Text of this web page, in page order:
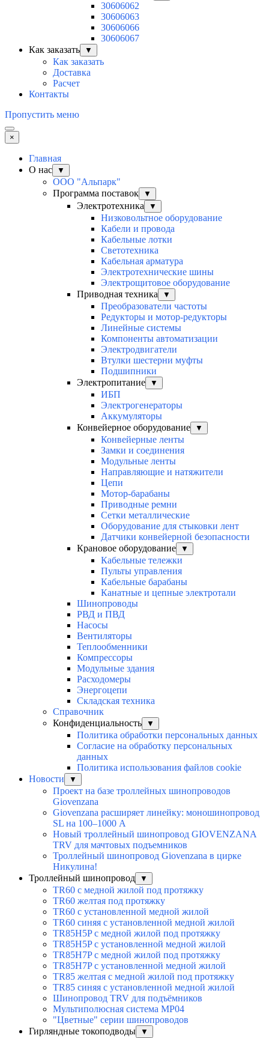
30606062
30606063
30606066
30606067
Как заказать
▼
Как заказать
Доставка
Расчет
Контакты
Пропустить меню
×
Главная
О нас
▼
ООО "Альпарк"
Программа поставок
▼
Электротехника ▼
Низковольтное оборудование
Кабели и провода
Кабельные лотки
Светотехника
Кабельная арматура
Электротехнические шины
Электрощитовое оборудование
Приводная техника
▼
Преобразователи частоты
Редукторы и мотор-редукторы
Линейные системы
Компоненты автоматизации
Электродвигатели
Втулки шестерни муфты
Подшипники
Электропитание
▼
ИБП
Электрогенераторы
Аккумуляторы
Конвейерное оборудование
▼
Конвейерные ленты
Замки и соединения
Модульные ленты
Направляющие и натяжители
Цепи
Мотор-барабаны
Приводные ремни
Сетки металлические
Оборудование для стыковки лент
Датчики конвейерной безопасности
Крановое оборудование
▼
Кабельные тележки
Пульты управления
Кабельные барабаны
Канатные и цепные электротали
Шинопроводы
РВД и ПВД
Насосы
Вентиляторы
Теплообменники
Компрессоры
Модульные здания
Расходомеры
Энергоцепи
Складская техника
Справочник
Конфиденциальность
▼
Политика обработки персональных данных
Согласие на обработку персональных
данных
Политика использования файлов cookie
Новости
▼
Проект на базе троллейных шинопроводов
Giovenzana
Giovenzana расширяет линейку: моношинопровод
SL на 100–1000 А
Новый троллейный шинопровод GIOVENZANA
TRV для мачтовых подъемников
Троллейный шинопровод Giovenzana в цирке
Никулина!
Троллейный шинопровод
▼
TR60 с медной жилой под протяжку
TR60 желтая под протяжку
TR60 с установленной медной жилой
TR60 синяя с установленной медной жилой
TR85H5P с медной жилой под протяжку
TR85H5P с установленной медной жилой
TR85H7P с медной жилой под протяжку
TR85H7P с установленной медной жилой
TR85 желтая с медной жилой под протяжку
TR85 синяя с установленной медной жилой
Шинопровод TRV для подъёмников
Мультиполюсная система MP04
"Цветные" серии шинопроводов
Гирляндные токоподводы
▼